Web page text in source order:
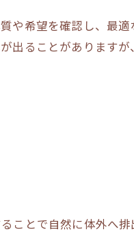
で痩せられる？
指す理想のプロポーシ
界と可能性を知る
想の体型を目指す
果を引き出す方法
で受ける脂肪冷却の魅
希望を確認し、最
出ることがあります
ことで自然に体外へ